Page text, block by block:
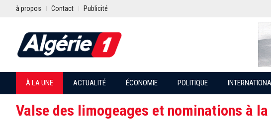
à propos Contact Publicité
À LA UNE ACTUALITÉ ÉCONOMIE POLITIQUE
Valse des limogeages et nominations à la